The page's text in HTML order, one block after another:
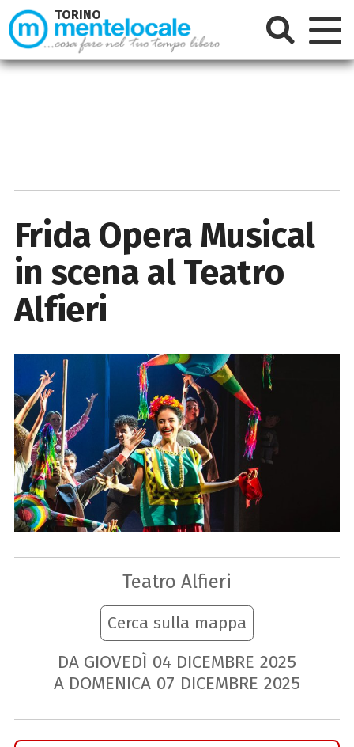
Frida Opera Musical
in scena al Teatro
Alfieri
Teatro Alfieri
Cerca sulla mappa
DA GIOVEDÌ 04 DICEMBRE 2025
A DOMENICA 07 DICEMBRE 2025
TORINO